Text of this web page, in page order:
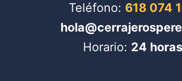
Teléfono: 618 074
Horario: 24 horas